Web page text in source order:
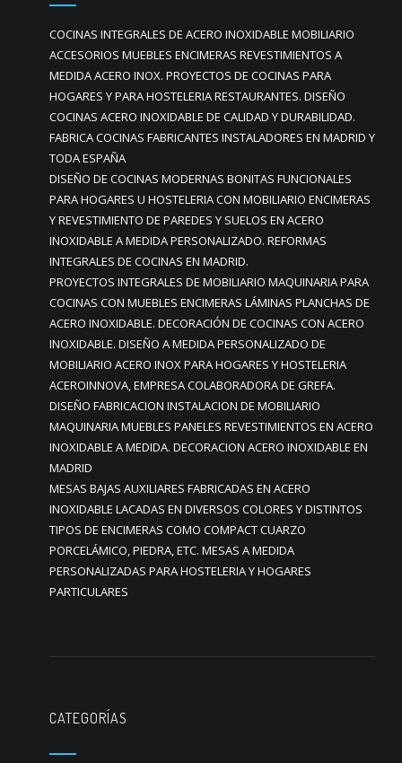
COCINAS INTEGRALES DE ACERO INOXIDABLE MOBILIARIO
ACCESORIOS MUEBLES ENCIMERAS REVESTIMIENTOS A
MEDIDA ACERO INOX. PROYECTOS DE COCINAS PARA
HOGARES Y PARA HOSTELERIA RESTAURANTES. DISEÑO
COCINAS ACERO INOXIDABLE DE CALIDAD Y DURABILIDAD.
FABRICA COCINAS FABRICANTES INSTALADORES EN MADRID Y
TODA ESPAÑA
DISEÑO DE COCINAS MODERNAS BONITAS FUNCIONALES
PARA HOGARES U HOSTELERIA CON MOBILIARIO ENCIMERAS
Y REVESTIMIENTO DE PAREDES Y SUELOS EN ACERO
INOXIDABLE A MEDIDA PERSONALIZADO. REFORMAS
INTEGRALES DE COCINAS EN MADRID.
PROYECTOS INTEGRALES DE MOBILIARIO MAQUINARIA PARA
COCINAS CON MUEBLES ENCIMERAS LÁMINAS PLANCHAS DE
ACERO INOXIDABLE. DECORACIÓN DE COCINAS CON ACERO
INOXIDABLE. DISEÑO A MEDIDA PERSONALIZADO DE
MOBILIARIO ACERO INOX PARA HOGARES Y HOSTELERIA
ACEROINNOVA, EMPRESA COLABORADORA DE GREFA.
DISEÑO FABRICACION INSTALACION DE MOBILIARIO
MAQUINARIA MUEBLES PANELES REVESTIMIENTOS EN ACERO
INOXIDABLE A MEDIDA. DECORACION ACERO INOXIDABLE EN
MADRID
MESAS BAJAS AUXILIARES FABRICADAS EN ACERO
INOXIDABLE LACADAS EN DIVERSOS COLORES Y DISTINTOS
TIPOS DE ENCIMERAS COMO COMPACT CUARZO
PORCELÁMICO, PIEDRA, ETC. MESAS A MEDIDA
PERSONALIZADAS PARA HOSTELERIA Y HOGARES
PARTICULARES
CATEGORÍAS